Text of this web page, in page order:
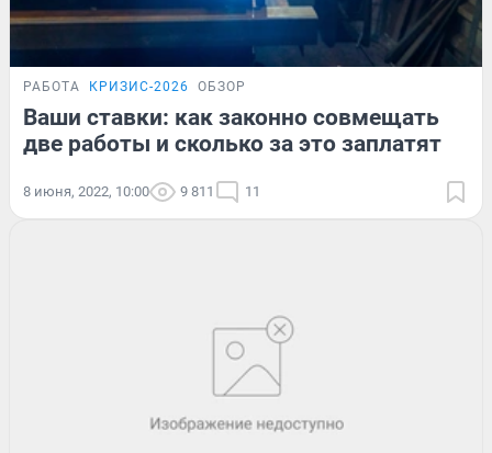
РАБОТА КРИЗИС-2026 ОБЗОР
Ваши ставки: как законно совмещать
две работы и сколько за это заплатят
8 июня, 2022, 10:00 9 811 11